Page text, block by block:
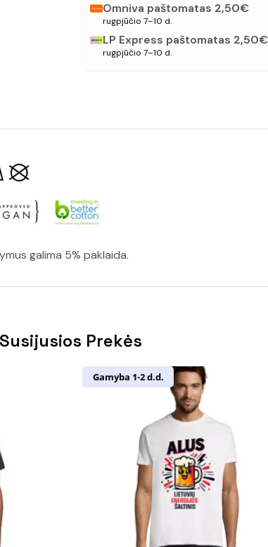
Omniva paštomatas 2,50€
rugpjūčio 7–10 d.
LP Express paštomatas 2,50€
rugpjūčio 7–10 d.
galima 5% paklaida.
Susijusios Prekės
Gamyba 1-2 d.d.